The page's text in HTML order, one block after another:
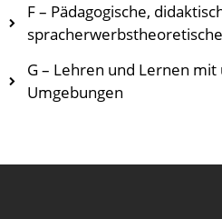
F – Pädagogische,
G – Lehren und Lernen
Umgebungen